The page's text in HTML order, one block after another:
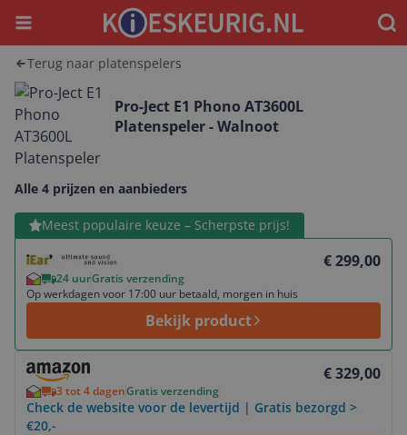
Menu
Terug naar platenspelers
Pro-Ject E1 Phono AT3600L
Platenspeler - Walnoot
Alle 4 prijzen en aanbieders
Meest populaire keuze – Scherpste prijs!
€ 299,00
24 uurGratis verzending
Op werkdagen voor 17:00 uur betaald, morgen in huis
Bekijk product
Bekijk product
€ 329,00
3 tot 4 dagenGratis verzending
Check de website voor de levertijd | Gratis bezorgd >
€20,-
Bekijk product